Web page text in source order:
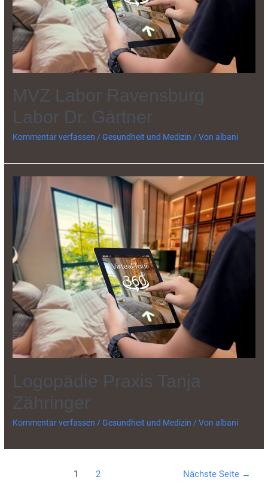
MVZ Labor Ravensburg
Labor Dr. Gärtner
Kommentar verfassen /Gesundheit und Medizin / Vonalbani
Logopädie Praxis Tanja
Zähringer
Kommentar verfassen /Gesundheit und Medizin / Vonalbani
Beitragsnavigation1 2 Nächste Seite →